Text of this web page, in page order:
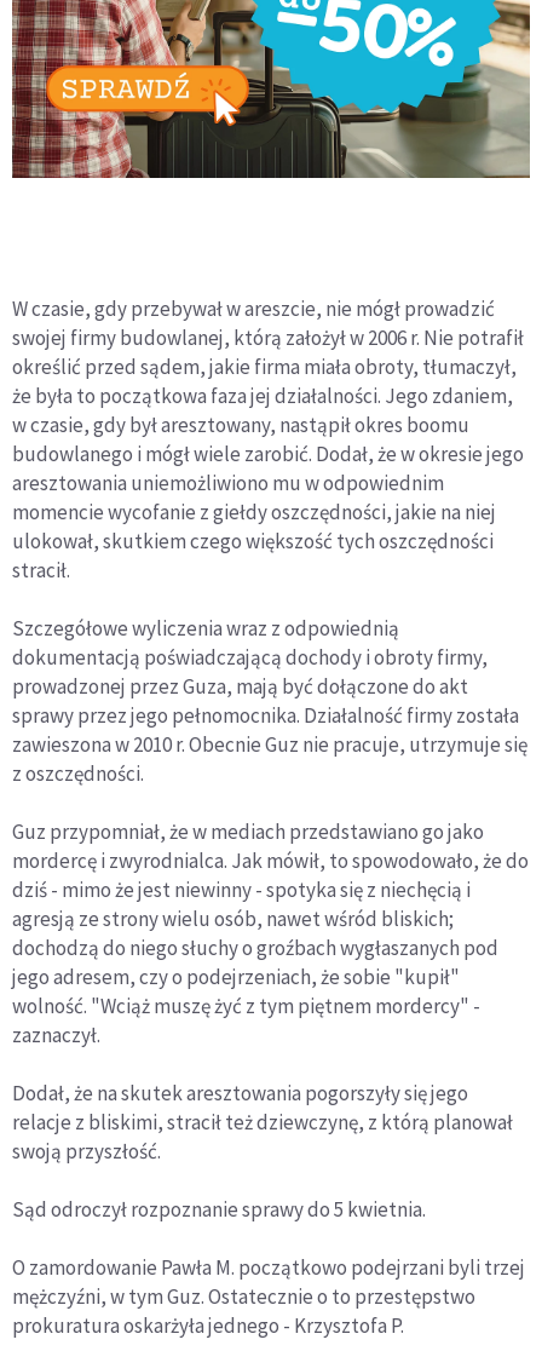
W czasie, gdy przebywał w areszcie, nie mógł prowadzić
swojej firmy budowlanej, którą założył w 2006 r. Nie potrafił
określić przed sądem, jakie firma miała obroty, tłumaczył,
że była to początkowa faza jej działalności. Jego zdaniem,
w czasie, gdy był aresztowany, nastąpił okres boomu
budowlanego i mógł wiele zarobić. Dodał, że w okresie jego
aresztowania uniemożliwiono mu w odpowiednim
momencie wycofanie z giełdy oszczędności, jakie na niej
ulokował, skutkiem czego większość tych oszczędności
stracił.
Szczegółowe wyliczenia wraz z odpowiednią
dokumentacją poświadczającą dochody i obroty firmy,
prowadzonej przez Guza, mają być dołączone do akt
sprawy przez jego pełnomocnika. Działalność firmy została
zawieszona w 2010 r. Obecnie Guz nie pracuje, utrzymuje się
z oszczędności.
Guz przypomniał, że w mediach przedstawiano go jako
mordercę i zwyrodnialca. Jak mówił, to spowodowało, że do
dziś - mimo że jest niewinny - spotyka się z niechęcią i
agresją ze strony wielu osób, nawet wśród bliskich;
dochodzą do niego słuchy o groźbach wygłaszanych pod
jego adresem, czy o podejrzeniach, że sobie "kupił"
wolność. "Wciąż muszę żyć z tym piętnem mordercy" -
zaznaczył.
Dodał, że na skutek aresztowania pogorszyły się jego
relacje z bliskimi, stracił też dziewczynę, z którą planował
swoją przyszłość.
Sąd odroczył rozpoznanie sprawy do 5 kwietnia.
O zamordowanie Pawła M. początkowo podejrzani byli trzej
mężczyźni, w tym Guz. Ostatecznie o to przestępstwo
prokuratura oskarżyła jednego - Krzysztofa P.